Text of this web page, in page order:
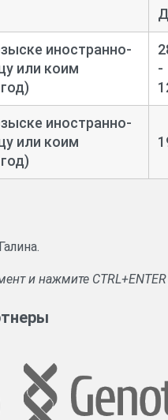
иностранно-
или коим
-
иностранно-
или коим
и нажмите